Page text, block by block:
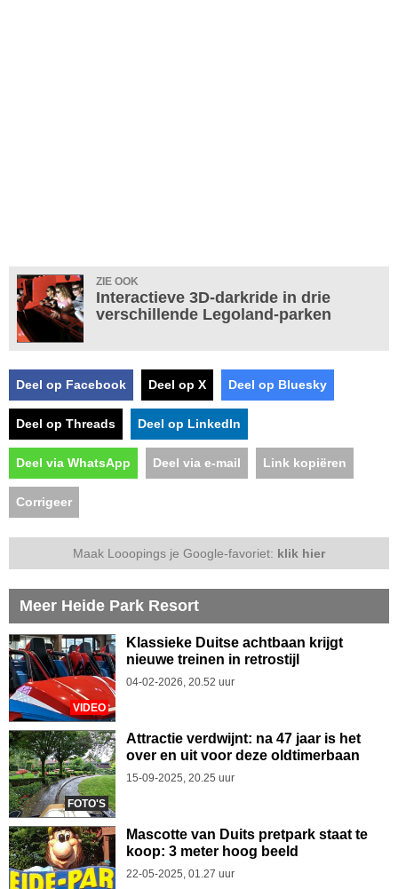
ZIE OOK
Interactieve 3D-darkride in drie
verschillende Legoland-parken
Deel op Facebook Deel op X Deel op Bluesky
Deel op Threads Deel op LinkedIn
Deel via WhatsApp Deel via e-mail Link kopiëren
Corrigeer
Maak Looopings je Google-favoriet: klik hier
Meer Heide Park Resort
VIDEO
Klassieke Duitse achtbaan krijgt
nieuwe treinen in retrostijl
04-02-2026, 20.52 uur
FOTO'S
Attractie verdwijnt: na 47 jaar is het
over en uit voor deze oldtimerbaan
15-09-2025, 20.25 uur
Mascotte van Duits pretpark staat te
koop: 3 meter hoog beeld
22-05-2025, 01.27 uur